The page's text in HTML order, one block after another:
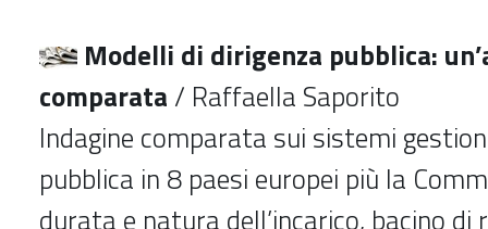
Modelli di dirigenza pubblica:
comparata / Raffaella Saporito
Indagine comparata sui sistemi
pubblica in 8 paesi europei più la
durata e natura dell’incarico, bacino